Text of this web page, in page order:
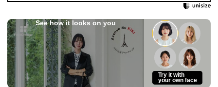
See how it looks on you
Try it with
your own face